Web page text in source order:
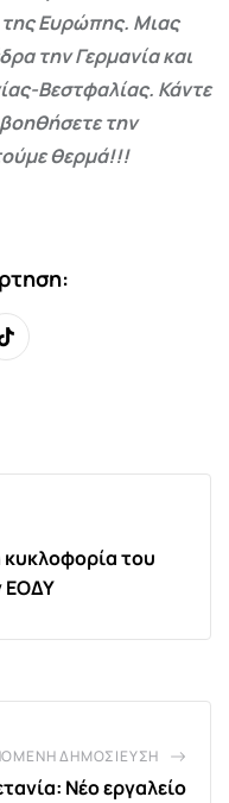
της Ευρώπης. Μιας
την Γερμανία και
Βεστφαλίας. Κάντε
την
θερμά!!!
Tiktok
του
ΕΟΔΥ
ΔΗΜΟΣΊΕΥΣΗ
Νέο εργαλείο